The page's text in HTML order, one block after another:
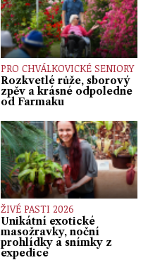
PRO CHVÁLKOVICKÉ SENIORY
Rozkvetlé růže, sborový
zpěv a krásné odpoledne
od Farmaku
ŽIVÉ PASTI 2026
Unikátní exotické
masožravky, noční
prohlídky a snímky z
expedice